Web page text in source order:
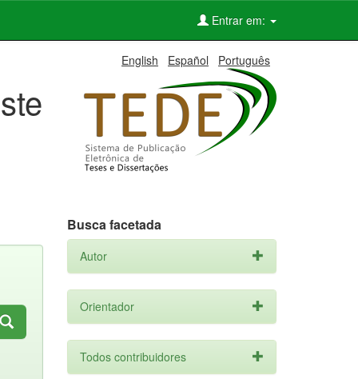
Entrar em:
English Español Português
Busca facetada
Autor
Orientador
Todos contribuidores